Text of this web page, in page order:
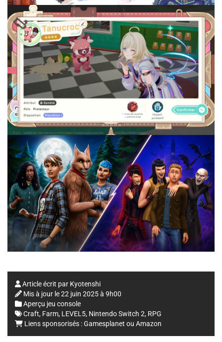
Article écrit par Kyotenshi
Mis à jour le22 juin 2025 à 9h00
Aperçu jeu console
Craft, Farm, LEVEL5, Nintendo Switch 2, RPG
Liens sponsorisés :Gamesplanet ou Amazon